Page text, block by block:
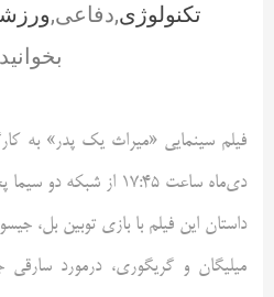
تکنولوژی,دفاعی,
دی‌ماه ساعت 17:45 از شبکه دو سیما پخش خواهد شد.
داستان این فیلم با بازی توبین بل،
میلیگان و گریگوری، درمورد